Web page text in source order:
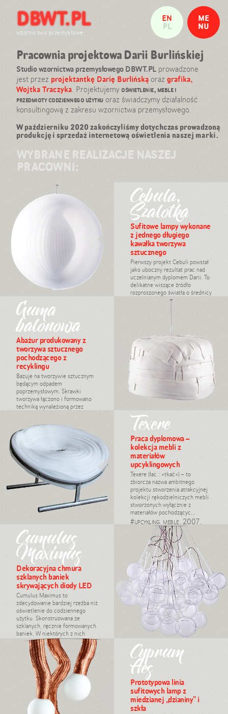
ZAMKNIJ
Witamy w pracowni projektowej
Nasze realizacje
Daria Burlińska
Wojtek Traczyk
Referencje: wystawy i publikacje
Kontakt
info@dbwt.pl
tel: 501 897 760
EN
PL
ME
NU
DBWT.PL
wzornictwo przemysłowe
Pracownia projektowa Darii Burlińskiej
Studio wzornictwa przemysłowego DBWT.PLprowadzone
jest przez projektantkę Darię Burlińską oraz grafika,
Wojtka Traczyka. Projektujemy oświetlenie, meble i
przedmioty codziennego użytkuoraz świadczymy działalność
konsultingową z zakresu wzornictwa przemysłowego.
W październiku 2020 zakończyliśmy dotychczas prowadzoną
produkcję i sprzedaż internetową oświetlenia naszej marki.
WYBRANE REALIZACJE NASZEJ
PRACOWNI:
Cebula,
Szalotka
Sufitowe lampy wykonane
z jednego długiego
kawałka tworzywa
sztucznego
Pierwszy projekt Cebuli powstał
jako uboczny rezultat prac nad
uczelnianym dyplomem Darii. To
delikatne wiszące źródło
rozproszonego światła o średnicy
#oświetlenie, produkt, Daria
Burlińska, 2007
Guma
balonowa
Abażur produkowany z
tworzywa sztucznego
pochodzącego z
recyklingu
Bazuje na tworzywie sztucznym
będącym odpadem
poprzemysłowym. Skrawki
tworzywa łączono i formowano
techniką wynalezioną przez
projektantkę. Abażury
#oświetlenie, upcykling,
produkt, Daria Burlińska,
2008
Texere
Praca dyplomowa –
kolekcja mebli z
materiałów
upcyklingowych
Texere (łac.: «tkać») – to
zbiorcza nazwa ambitnego
projektu stworzenia atrakcyjnej
kolekcji rękodzielniczych mebli
stworzonych wyłącznie z
materiałów pochodzącyc...
#upcykling, meble, 2007,
Daria Burlińska
Cumulus
Maximus
Dekoracyjna chmura
szklanych baniek
skrywających diody LED
Cumulus Maximus to
zdecydowanie bardziej rzeźba niż
oświetlenie do codziennego
użytku. Skonstruowana ze
szklanych, ręcznie formowanych
baniek. W niektórych z nich
umieszczono diody ...
#oświetlenie, produkt, Daria
Burlińska, 2008 Cyprum
Aes
Prototypowa linia
sufitowych lamp z
miedzianej „dzianiny” i
szkła